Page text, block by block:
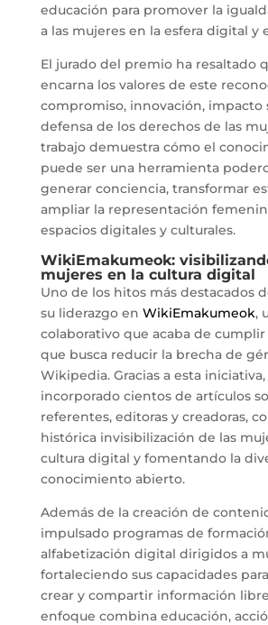
educación para promover la
a las mujeres en la esfera digital y
El jurado del premio ha resaltado
encarna los valores de este
compromiso, innovación, impacto
defensa de los derechos de las
trabajo demuestra cómo el
puede ser una herramienta
generar conciencia, transformar
ampliar la representación
espacios digitales y culturales.
WikiEmakumeok:
mujeres en la cultura digital
Uno de los hitos más destacados
su liderazgo en WikiEmakumeok,
colaborativo que acaba de cumplir
que busca reducir la brecha de
Wikipedia. Gracias a esta
incorporado cientos de artículos
referentes, editoras y creadoras,
histórica invisibilización de las
cultura digital y fomentando la
conocimiento abierto.
Además de la creación de
impulsado programas de
alfabetización digital dirigidos a
fortaleciendo sus capacidades
crear y compartir información
enfoque combina educación,